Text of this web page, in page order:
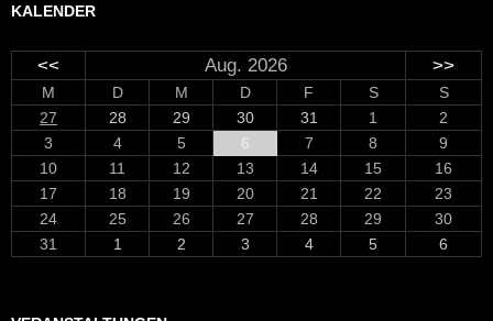
KALENDER
<< Aug. 2026 >>
M D M D F S
S
27
28 29 30 31 1
2
3
4 5 6 7 8
9
10
11 12 13 14 15
16
17
18 19 20 21 22
23
24
25 26 27 28 29
30
31
1 2 3 4 5 6